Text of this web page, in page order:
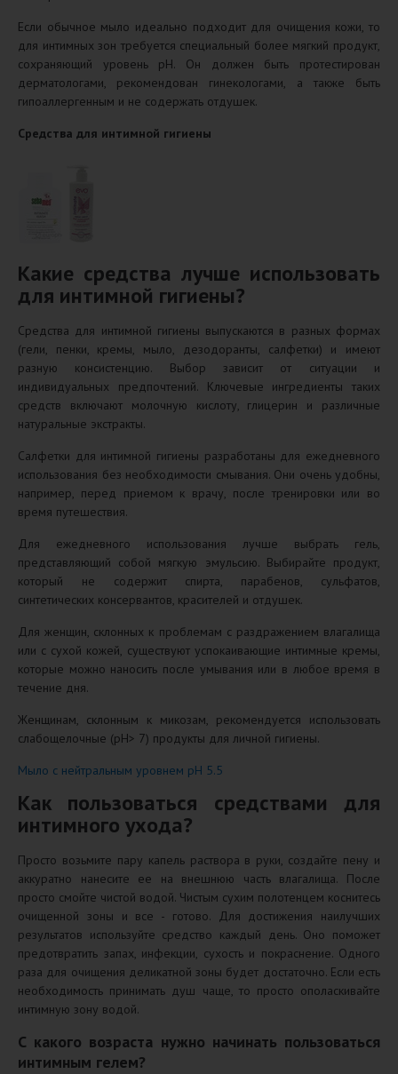
Если обычное мыло идеально подходит для очищения кожи, то
для интимных зон требуется специальный более мягкий продукт,
сохраняющий уровень pH. Он должен быть протестирован
дерматологами, рекомендован гинекологами, а также быть
гипоаллергенным и не содержать отдушек.
Средства для интимной гигиены
Какие средства лучше использовать
для интимной гигиены?
Средства для интимной гигиены выпускаются в разных формах
(гели, пенки, кремы, мыло, дезодоранты, салфетки) и имеют
разную консистенцию. Выбор зависит от ситуации и
индивидуальных предпочтений. Ключевые ингредиенты таких
средств включают молочную кислоту, глицерин и различные
натуральные экстракты.
Салфетки для интимной гигиены разработаны для ежедневного
использования без необходимости смывания. Они очень удобны,
например, перед приемом к врачу, после тренировки или во
время путешествия.
Для ежедневного использования лучше выбрать гель,
представляющий собой мягкую эмульсию. Выбирайте продукт,
который не содержит спирта, парабенов, сульфатов,
синтетических консервантов, красителей и отдушек.
Для женщин, склонных к проблемам с раздражением влагалища
или с сухой кожей, существуют успокаивающие интимные кремы,
которые можно наносить после умывания или в любое время в
течение дня.
Женщинам, склонным к микозам, рекомендуется использовать
слабощелочные (pH> 7) продукты для личной гигиены.
Мыло с нейтральным уровнем pH 5.5
Как пользоваться средствами для
интимного ухода?
Просто возьмите пару капель раствора в руки, создайте пену и
аккуратно нанесите ее на внешнюю часть влагалища. После
просто смойте чистой водой. Чистым сухим полотенцем коснитесь
очищенной зоны и все - готово. Для достижения наилучших
результатов используйте средство каждый день. Оно поможет
предотвратить запах, инфекции, сухость и покраснение. Одного
раза для очищения деликатной зоны будет достаточно. Если есть
необходимость принимать душ чаще, то просто ополаскивайте
интимную зону водой.
С какого возраста нужно начинать пользоваться
интимным гелем?